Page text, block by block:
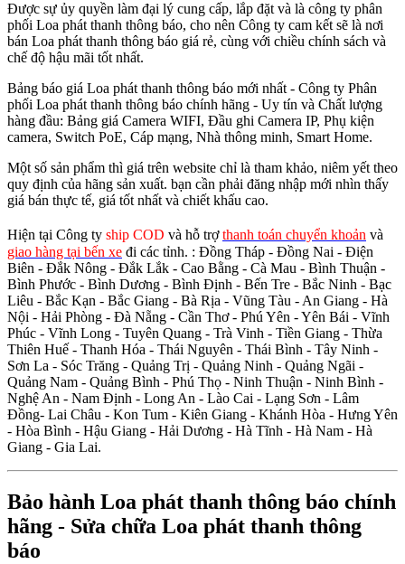
Được sự ủy quyền làm đại lý cung cấp, lắp đặt và là công ty phân
phối Loa phát thanh thông báo, cho nên Công ty cam kết sẽ là nơi
bán Loa phát thanh thông báo giá rẻ, cùng với chiều chính sách và
chế độ hậu mãi tốt nhất.
Bảng báo giá Loa phát thanh thông báo mới nhất - Công ty Phân
phối Loa phát thanh thông báo chính hãng - Uy tín và Chất lượng
hàng đầu: Bảng giá Camera WIFI, Đầu ghi Camera IP, Phụ kiện
camera, Switch PoE, Cáp mạng, Nhà thông minh, Smart Home.
Một số sản phẩm thì giá trên website chỉ là tham khảo, niêm yết theo
quy định của hãng sản xuất. bạn cần phải đăng nhập mới nhìn thấy
giá bán thực tế, giá tốt nhất và chiết khấu cao.
Hiện tại Công ty ship COD và hỗ trợthanh toán chuyển khoản và
giao hàng tại bến xe đi các tỉnh. : Đồng Tháp - Đồng Nai - Điện
Biên - Đắk Nông - Đắk Lắk - Cao Bằng - Cà Mau - Bình Thuận -
Bình Phước - Bình Dương - Bình Định - Bến Tre - Bắc Ninh - Bạc
Liêu - Bắc Kạn - Bắc Giang - Bà Rịa - Vũng Tàu - An Giang - Hà
Nội - Hải Phòng - Đà Nẵng - Cần Thơ - Phú Yên - Yên Bái - Vĩnh
Phúc - Vĩnh Long - Tuyên Quang - Trà Vinh - Tiền Giang - Thừa
Thiên Huế - Thanh Hóa - Thái Nguyên - Thái Bình - Tây Ninh -
Sơn La - Sóc Trăng - Quảng Trị - Quảng Ninh - Quảng Ngãi -
Quảng Nam - Quảng Bình - Phú Thọ - Ninh Thuận - Ninh Bình -
Nghệ An - Nam Định - Long An - Lào Cai - Lạng Sơn - Lâm
Đồng- Lai Châu - Kon Tum - Kiên Giang - Khánh Hòa - Hưng Yên
- Hòa Bình - Hậu Giang - Hải Dương - Hà Tĩnh - Hà Nam - Hà
Giang - Gia Lai.
Bảo hành Loa phát thanh thông báo chính
hãng - Sửa chữa Loa phát thanh thông
báo